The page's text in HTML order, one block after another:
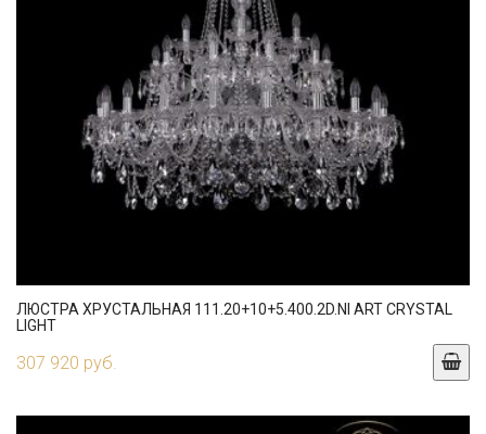
ЛЮСТРА ХРУСТАЛЬНАЯ 111.20+10+5.400.2D.NI ART CRYSTAL
LIGHT
307 920 руб.